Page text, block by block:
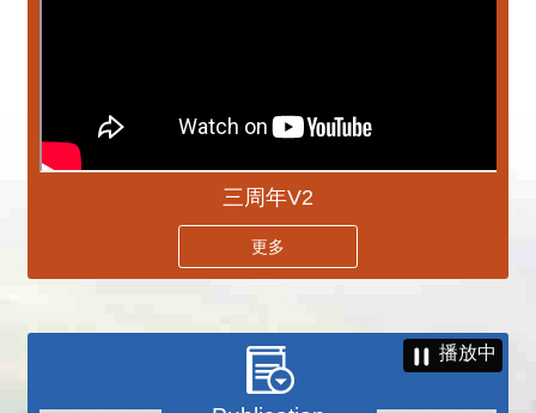
三周年V2
更多
播放中